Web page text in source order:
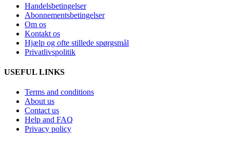
Handelsbetingelser
Abonnementsbetingelser
Om os
Kontakt os
Hjælp og ofte stillede spørgsmål
Privatlivspolitik
USEFUL LINKS
Terms and conditions
About us
Contact us
Help and FAQ
Privacy policy